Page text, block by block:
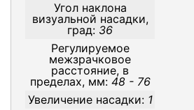
Угол наклона
визуальной насадки,
град: 36
Регулируемое
межзрачковое
расстояние, в
пределах, мм: 48 - 76
Увеличение насадки: 1